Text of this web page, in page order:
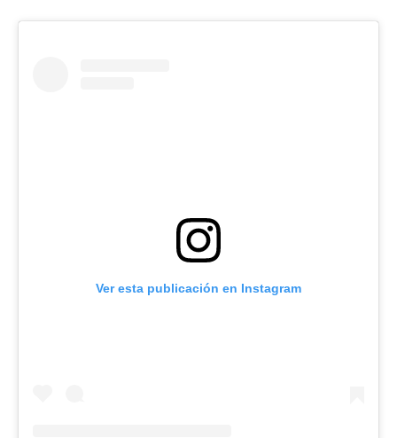
Ver esta publicación en Instagram